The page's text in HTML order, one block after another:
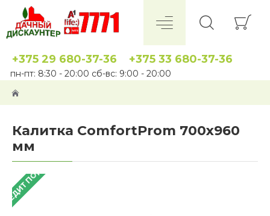
+375 29 680-37-36 +375 33 680-37-36
пн-пт: 8:30 - 20:00 сб-вс: 9:00 - 20:00
Калитка ComfortProm 700х960
мм
ПОД 4%